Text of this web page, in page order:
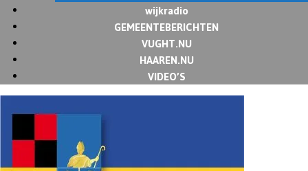
wijkradio
GEMEENTEBERICHTEN
VUGHT.NU
HAAREN.NU
VIDEO’S